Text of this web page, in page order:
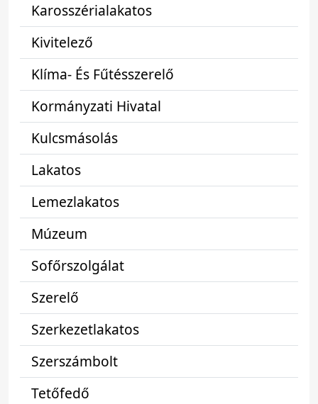
Karosszérialakatos
Kivitelező
Klíma- És Fűtésszerelő
Kormányzati Hivatal
Kulcsmásolás
Lakatos
Lemezlakatos
Múzeum
Sofőrszolgálat
Szerelő
Szerkezetlakatos
Szerszámbolt
Tetőfedő